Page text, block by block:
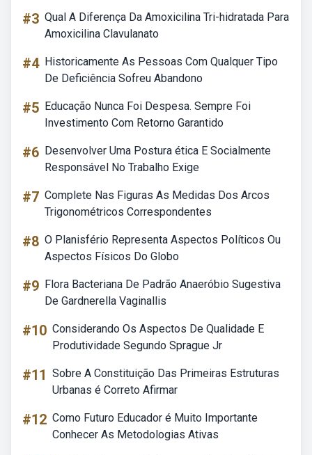
#3 Qual A Diferença Da Amoxicilina Tri-hidratada Para
Amoxicilina Clavulanato
#4 Historicamente As Pessoas Com Qualquer Tipo
De Deficiência Sofreu Abandono
#5 Educação Nunca Foi Despesa. Sempre Foi
Investimento Com Retorno Garantido
#6 Desenvolver Uma Postura ética E Socialmente
Responsável No Trabalho Exige
#7 Complete Nas Figuras As Medidas Dos Arcos
Trigonométricos Correspondentes
#8 O Planisfério Representa Aspectos Políticos Ou
Aspectos Físicos Do Globo
#9 Flora Bacteriana De Padrão Anaeróbio Sugestiva
De Gardnerella Vaginallis
#10 Considerando Os Aspectos De Qualidade E
Produtividade Segundo Sprague Jr
#11 Sobre A Constituição Das Primeiras Estruturas
Urbanas é Correto Afirmar
#12 Como Futuro Educador é Muito Importante
Conhecer As Metodologias Ativas